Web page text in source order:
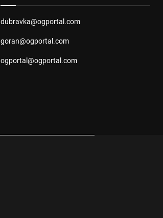
dubravka@ogportal.com
goran@ogportal.com
ogportal@ogportal.com